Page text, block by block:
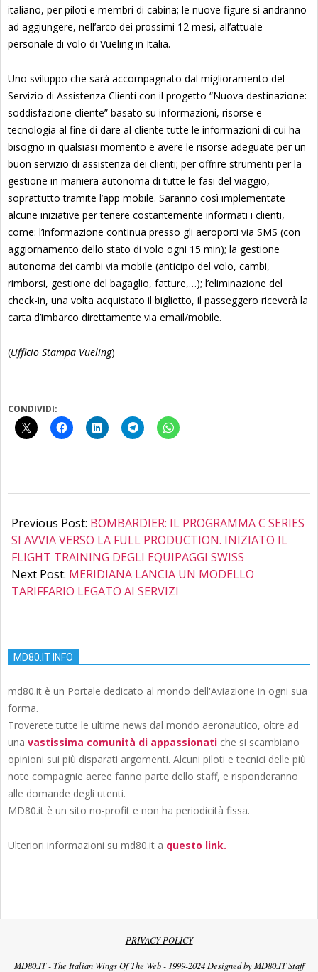
italiano, per piloti e membri di cabina; le nuove figure si andranno
ad aggiungere, nell’arco dei prossimi 12 mesi, all’attuale
personale di volo di Vueling in Italia.
Uno sviluppo che sarà accompagnato dal miglioramento del
Servizio di Assistenza Clienti con il progetto “Nuova destinazione:
soddisfazione cliente” basato su informazioni, risorse e
tecnologia al fine di dare al cliente tutte le informazioni di cui ha
bisogno in qualsiasi momento e avere le risorse adeguate per un
buon servizio di assistenza dei clienti; per offrire strumenti per la
gestione in maniera autonoma di tutte le fasi del viaggio,
soprattutto tramite l’app mobile. Saranno così implementate
alcune iniziative per tenere costantemente informati i clienti,
come: l’informazione continua presso gli aeroporti via SMS (con
aggiornamento dello stato di volo ogni 15 min); la gestione
autonoma dei cambi via mobile (anticipo del volo, cambi,
rimborsi, gestione del bagaglio, fatture,…); l’eliminazione del
check-in, una volta acquistato il biglietto, il passeggero riceverà la
carta d’imbarco direttamente via email/mobile.
(Ufficio Stampa Vueling)
CONDIVIDI:
01-
20
Previous Post: BOMBARDIER: IL PROGRAMMA C SERIES
SI AVVIA VERSO LA FULL PRODUCTION. INIZIATO IL
FLIGHT TRAINING DEGLI EQUIPAGGI SWISS
Next Post: MERIDIANA LANCIA UN MODELLO
TARIFFARIO LEGATO AI SERVIZI
MD80.IT INFO
md80.it è un Portale dedicato al mondo dell'Aviazione in ogni sua
forma.
Troverete tutte le ultime news dal mondo aeronautico, oltre ad
una vastissima comunità di appassionati che si scambiano
opinioni sui più disparati argomenti. Alcuni piloti e tecnici delle più
note compagnie aeree fanno parte dello staff, e risponderanno
alle domande degli utenti.
MD80.it è un sito no-profit e non ha periodicità fissa.
Ulteriori informazioni su md80.it a questo link.
PRIVACY POLICY
MD80.IT - The Italian Wings Of The Web - 1999-2024 Designed by MD80.IT Staff